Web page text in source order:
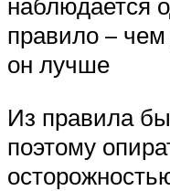
правило –
он лучше
Из правила
поэтому